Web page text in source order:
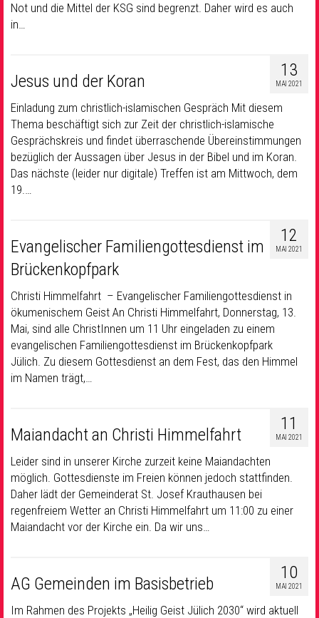
Not und die Mittel der KSG sind begrenzt. Daher wird es auch
in…
13
MAI 2021
Jesus und der Koran
Einladung zum christlich-islamischen Gespräch Mit diesem
Thema beschäftigt sich zur Zeit der christlich-islamische
Gesprächskreis und findet überraschende Übereinstimmungen
bezüglich der Aussagen über Jesus in der Bibel und im Koran.
Das nächste (leider nur digitale) Treffen ist am Mittwoch, dem
19.…
12
MAI 2021
Evangelischer Familiengottesdienst im
Brückenkopfpark
Christi Himmelfahrt – Evangelischer Familiengottesdienst in
ökumenischem Geist An Christi Himmelfahrt, Donnerstag, 13.
Mai, sind alle ChristInnen um 11 Uhr eingeladen zu einem
evangelischen Familiengottesdienst im Brückenkopfpark
Jülich. Zu diesem Gottesdienst an dem Fest, das den Himmel
im Namen trägt,…
11
MAI 2021
Maiandacht an Christi Himmelfahrt
Leider sind in unserer Kirche zurzeit keine Maiandachten
möglich. Gottesdienste im Freien können jedoch stattfinden.
Daher lädt der Gemeinderat St. Josef Krauthausen bei
regenfreiem Wetter an Christi Himmelfahrt um 11:00 zu einer
Maiandacht vor der Kirche ein. Da wir uns…
10
MAI 2021
AG Gemeinden im Basisbetrieb
Im Rahmen des Projekts „Heilig Geist Jülich 2030“ wird aktuell